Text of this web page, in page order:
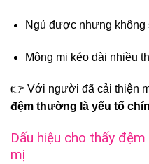
Ngủ được nhưng không
Mộng mị kéo dài nhiều
👉 Với người đã cải thiện
đệm thường là yếu tố
Dấu hiệu cho thấy
mị